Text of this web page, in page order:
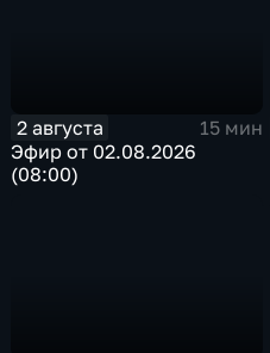
2 августа
15 мин
Эфир от 02.08.2026
(08:00)